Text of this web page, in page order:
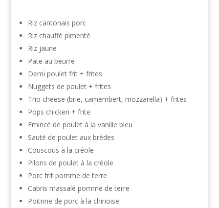
Riz cantonais porc
Riz chauffé pimenté
Riz jaune
Pate au beurre
Demi poulet frit + frites
Nuggets de poulet + frites
Trio cheese (brie, camembert, mozzarella) + frites
Pops chicken + frite
Emincé de poulet à la vanille bleu
Sauté de poulet aux brèdes
Couscous à la créole
Pilons de poulet à la créole
Porc frit pomme de terre
Cabris massalé pomme de terre
Poitrine de porc à la chinoise